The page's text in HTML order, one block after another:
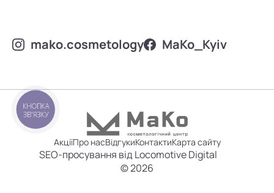
mako.cosmetology MаKo_Kyiv
АкціїПро насВідгукиКонтактиКарта сайту
SEO-просування від Locomotive Digital
© 2026
КНОПКА
ЗВ'ЯЗКУ